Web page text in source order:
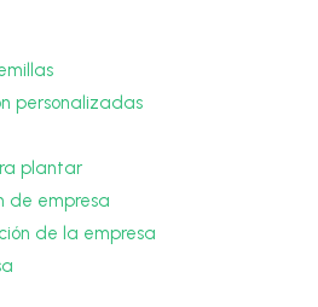
personalizadas
plantar
de empresa
de la empresa